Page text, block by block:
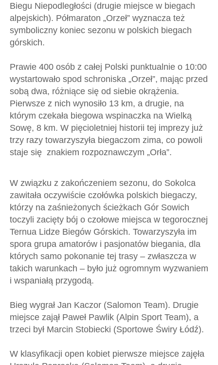
Biegu Niepodległości (drugie miejsce w biegach
alpejskich). Półmaraton „Orzeł” wyznacza też
symboliczny koniec sezonu w polskich biegach
górskich.
Prawie 400 osób z całej Polski punktualnie o 10:00
wystartowało spod schroniska „Orzeł”, mając przed
sobą dwa, różniące się od siebie okrążenia.
Pierwsze z nich wynosiło 13 km, a drugie, na
którym czekała biegowa wspinaczka na Wielką
Sowę, 8 km. W pięcioletniej historii tej imprezy już
trzy razy towarzyszyła biegaczom zima, co powoli
staje się znakiem rozpoznawczym „Orła”.
W związku z zakończeniem sezonu, do Sokolca
zawitała oczywiście czołówka polskich biegaczy,
którzy na zaśnieżonych ścieżkach Gór Sowich
toczyli zacięty bój o czołowe miejsca w tegorocznej
Ternua Lidze Biegów Górskich. Towarzyszyła im
spora grupa amatorów i pasjonatów biegania, dla
których samo pokonanie tej trasy – zwłaszcza w
takich warunkach – było już ogromnym wyzwaniem
i wspaniałą przygodą.
Bieg wygrał Jan Kaczor (Salomon Team). Drugie
miejsce zajął Paweł Pawlik (Alpin Sport Team), a
trzeci był Marcin Stobiecki (Sportowe Świry Łódź).
W klasyfikacji open kobiet pierwsze miejsce zajęła